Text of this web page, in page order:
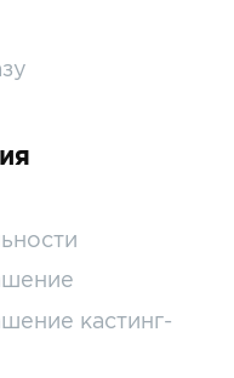
кастинг-